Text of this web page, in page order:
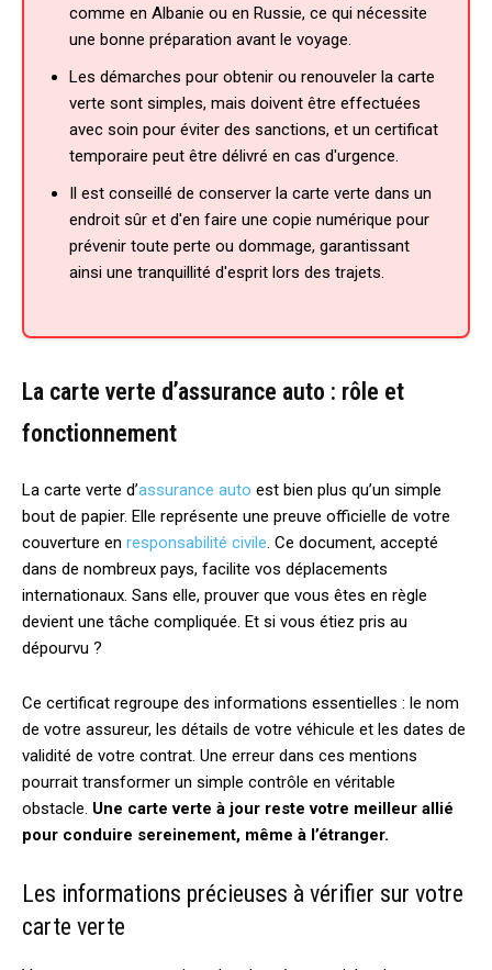
comme en Albanie ou en Russie, ce qui nécessite
une bonne préparation avant le voyage.
Les démarches pour obtenir ou renouveler la carte
verte sont simples, mais doivent être effectuées
avec soin pour éviter des sanctions, et un certificat
temporaire peut être délivré en cas d'urgence.
Il est conseillé de conserver la carte verte dans un
endroit sûr et d'en faire une copie numérique pour
prévenir toute perte ou dommage, garantissant
ainsi une tranquillité d'esprit lors des trajets.
La carte verte d’assurance auto : rôle et
fonctionnement
La carte verte d’assurance auto est bien plus qu’un simple
bout de papier. Elle représente une preuve officielle de votre
couverture en responsabilité civile. Ce document, accepté
dans de nombreux pays, facilite vos déplacements
internationaux. Sans elle, prouver que vous êtes en règle
devient une tâche compliquée. Et si vous étiez pris au
dépourvu ?
Ce certificat regroupe des informations essentielles : le nom
de votre assureur, les détails de votre véhicule et les dates de
validité de votre contrat. Une erreur dans ces mentions
pourrait transformer un simple contrôle en véritable
obstacle. Une carte verte à jour reste votre meilleur allié
pour conduire sereinement, même à l’étranger.
Les informations précieuses à vérifier sur votre
carte verte